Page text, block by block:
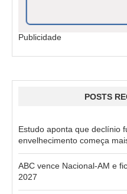
Publicidade
POSTS
Estudo aponta que declínio
envelhecimento começa
ABC vence Nacional-AM e
2027